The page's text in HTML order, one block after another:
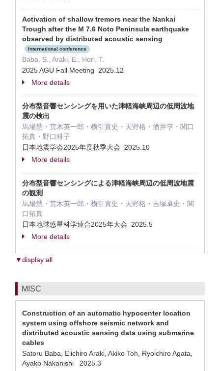
Activation of shallow tremors near the Nankai
Trough after the M 7.6 Noto Peninsula earthquake
observed by distributed acoustic sensing
International conference
Baba, S., Araki, E., Hori, T.
2025 AGU Fall Meeting 2025.12
More details
分布型音響センシングを用いた津軽海峡周辺の低周波地
震の検出
馬場慧・荒木英一郎・横引貴史・天野格・酒井亨・関口
拓真・野口科子
日本地震学会2025年度秋季大会 2025.10
More details
分布型音響センシングによる津軽海峡周辺の低周波地震
の観測
馬場慧・荒木英一郎・横引貴史・天野格・吉塚卓史・関
口拓真
日本地球惑星科学連合2025年大会 2025.5
More details
▼display all
MISC
Construction of an automatic hypocenter location
system using offshore seismic network and
distributed acoustic sensing data using submarine
cables
Satoru Baba, Eiichiro Araki, Akiko Toh, Ryoichiro Agata,
Ayako Nakanishi 2025.3